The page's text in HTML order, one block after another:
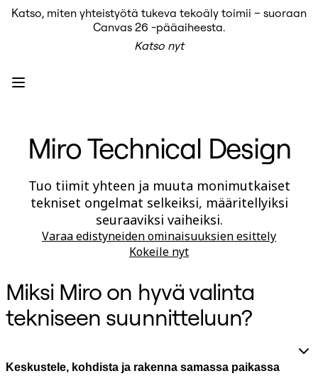
Tuote
Esittelyssä
Intelligent Canvas™
Liittimet
MCP-palvelin
AI-pelikirjat
Blueprints
Integroinnit
Turvallisuus
Enterprise Guard
Kehittäjäalusta
Lataa sovelluksia
Diagrams
Kanban
Timelines
TalkTrack
Slides
Katso, miten yhteistyötä tukeva tekoäly toimii – suoraan
Canvas 26 -pääaiheesta.
Katso nyt
Miro Technical Design
Tuo tiimit yhteen ja muuta monimutkaiset
tekniset ongelmat selkeiksi, määritellyiksi
seuraaviksi vaiheiksi.
Varaa edistyneiden ominaisuuksien esittely
Kokeile nyt
Miksi Miro on hyvä valinta
tekniseen suunnitteluun?
Keskustele, kohdista ja rakenna samassa paikassa